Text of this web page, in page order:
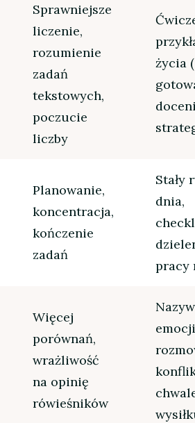
Sprawniejsze
liczenie,
rozumienie
zadań
tekstowych,
poczucie
liczby
życia
Planowanie,
koncentracja,
kończenie
zadań
Stały
dnia,
pracy
Więcej
porównań,
wrażliwość
na opinię
rówieśników